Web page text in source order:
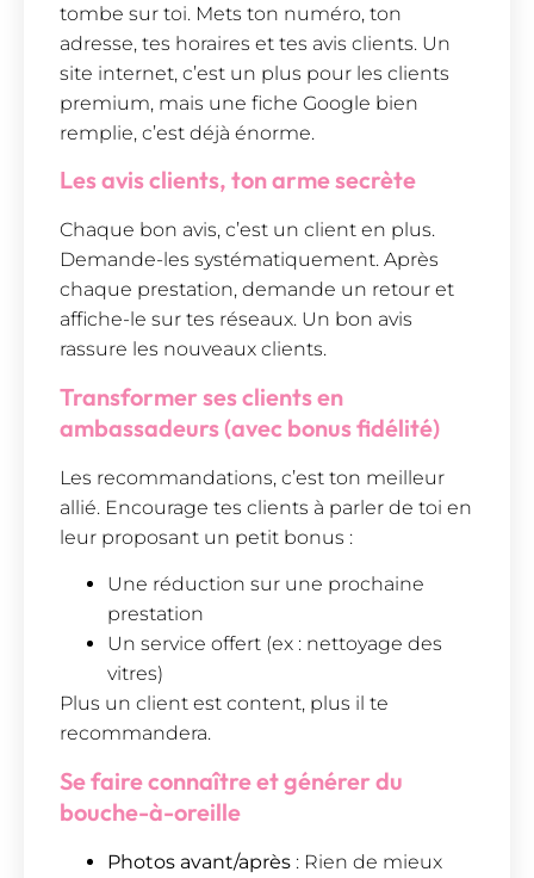
tombe sur toi. Mets ton numéro, ton
adresse, tes horaires et tes avis clients. Un
site internet, c’est un plus pour les clients
premium, mais une fiche Google bien
remplie, c’est déjà énorme.
Les avis clients, ton arme secrète
Chaque bon avis, c’est un client en plus.
Demande-les systématiquement. Après
chaque prestation, demande un retour et
affiche-le sur tes réseaux. Un bon avis
rassure les nouveaux clients.
Transformer ses clients en
ambassadeurs (avec bonus fidélité)
Les recommandations, c’est ton meilleur
allié. Encourage tes clients à parler de toi en
leur proposant un petit bonus :
Une réduction sur une prochaine
prestation
Un service offert (ex : nettoyage des
vitres)
Plus un client est content, plus il te
recommandera.
Se faire connaître et générer du
bouche-à-oreille
Photos avant/après : Rien de mieux